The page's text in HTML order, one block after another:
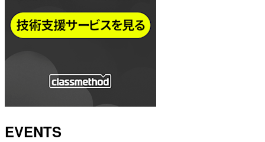
EVENTS